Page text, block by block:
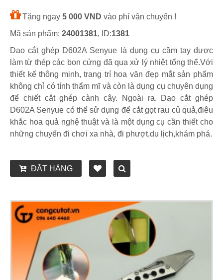
Tặng ngay 5 000 VND vào phí vận chuyển !
Mã sản phẩm: 24001381, ID:1381
Dao cắt ghép D602A Senyue là dụng cụ cầm tay được
làm từ thép các bon cứng đã qua xử lý nhiệt tổng thể.Với
thiết kế thông minh, trang trí hoa văn đẹp mắt sản phẩm
không chỉ có tính thẩm mĩ và còn là dụng cụ chuyên dụng
để chiết cắt ghép cành cây. Ngoài ra. Dao cắt ghép
D602A Senyue có thể sử dụng để cắt gọt rau củ quả,điêu
khắc hoa quả nghệ thuật và là một dụng cụ cần thiết cho
những chuyến đi chơi xa nhà, đi phượt,du lịch,khám phá.
ĐẶT HÀNG